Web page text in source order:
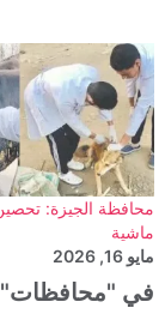
ماشية
مايو 16, 2026
في "محافظات"